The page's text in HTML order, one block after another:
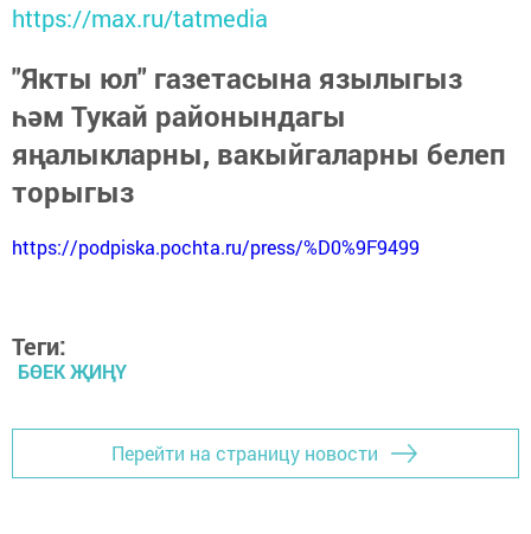
https://max.ru/tatmedia
"Якты юл" газетасына язылыгыз
һәм Тукай районындагы
яңалыкларны, вакыйгаларны белеп
торыгыз
https://podpiska.pochta.ru/press/%D0%9F9499
Теги:
БӨЕК ҖИҢҮ
Перейти на страницу новости